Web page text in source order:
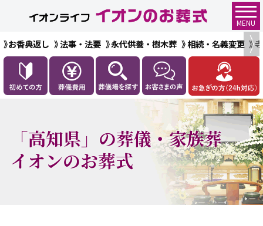
MENU
お香典返し 法事・法要 永代供養・樹木葬 相続・名義変更
「高知県」の葬儀・家族葬
イオンのお葬式